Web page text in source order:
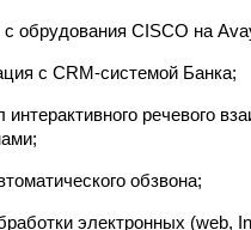
с обрудования CISCO на
с CRM-системой Банка;
речевого
обзвона;
электронных (web,